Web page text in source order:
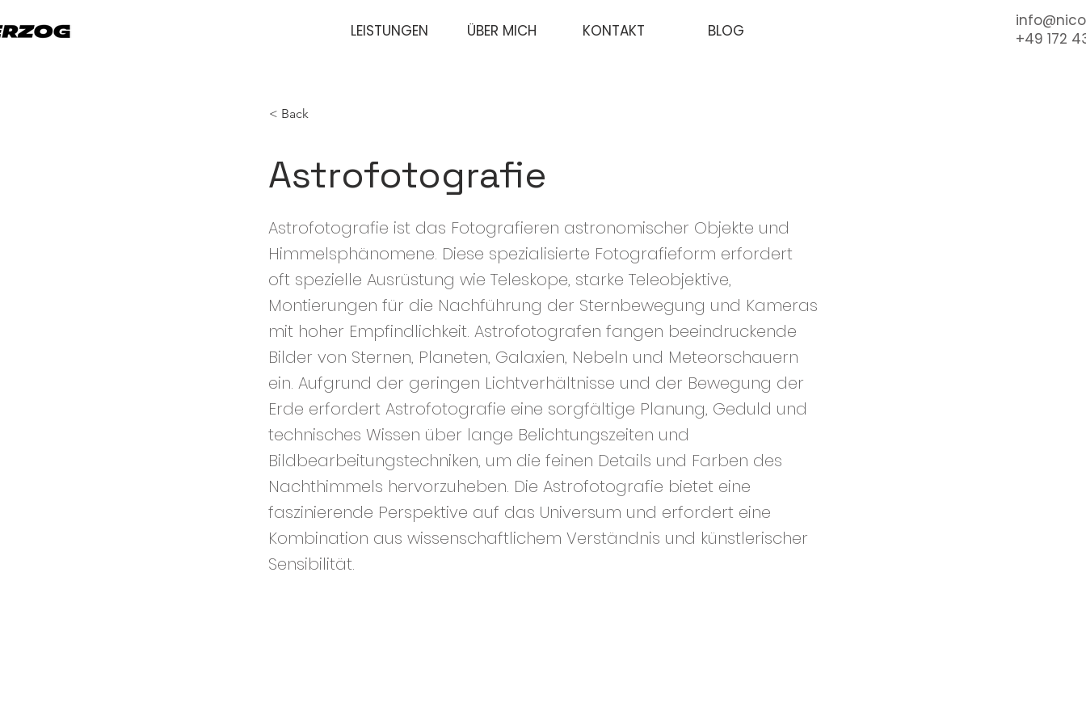
LEISTUNGEN ÜBER MICH KONTAKT BLOG
+49 172
< Back
Astrofotografie
Astrofotografie ist das Fotografieren astronomischer Objekte und
Himmelsphänomene. Diese spezialisierte Fotografieform erfordert
oft spezielle Ausrüstung wie Teleskope, starke Teleobjektive,
Montierungen für die Nachführung der Sternbewegung und Kameras
mit hoher Empfindlichkeit. Astrofotografen fangen beeindruckende
Bilder von Sternen, Planeten, Galaxien, Nebeln und Meteorschauern
ein. Aufgrund der geringen Lichtverhältnisse und der Bewegung der
Erde erfordert Astrofotografie eine sorgfältige Planung, Geduld und
technisches Wissen über lange Belichtungszeiten und
Bildbearbeitungstechniken, um die feinen Details und Farben des
Nachthimmels hervorzuheben. Die Astrofotografie bietet eine
faszinierende Perspektive auf das Universum und erfordert eine
Kombination aus wissenschaftlichem Verständnis und künstlerischer
Sensibilität.